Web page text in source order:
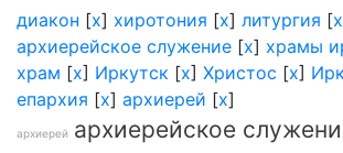
диакон [x] хиротония [x] литургия [x
архиерейское служение [x] храмы
храм [x] Иркутск [x] Христос [x]
епархия [x] архиерей [x]
архиерей архиерейское